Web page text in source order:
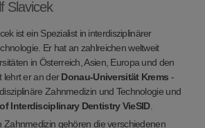
Slavicek
ist ein Spezialist in interdisziplinärer
Er hat an zahlreichen weltweit
in Österreich, Asien, Europa und den
lehrt er an derDonau-Universität Krems -
Zahnmedizin und Technologie und
Interdisciplinary Dentistry VieSID.
Zahnmedizin gehören die verschiedenen